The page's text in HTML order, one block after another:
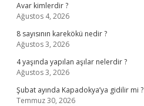
Avar kimlerdir ?
Ağustos 4, 2026
8 sayısının karekökü nedir ?
Ağustos 3, 2026
4 yaşında yapılan aşılar nelerdir ?
Ağustos 3, 2026
Şubat ayında Kapadokya’ya gidilir mi ?
Temmuz 30, 2026